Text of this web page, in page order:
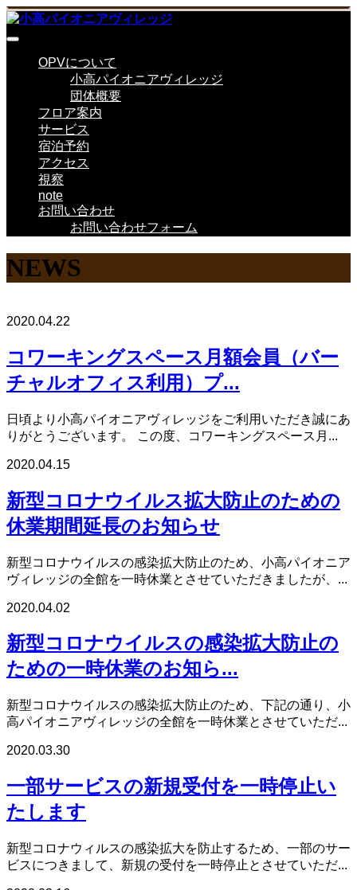
OPVについて
小高パイオニアヴィレッジ
団体概要
フロア案内
サービス
宿泊予約
アクセス
視察
note
お問い合わせ
お問い合わせフォーム
NEWS
2020.04.22
コワーキングスペース月額会員（バー
チャルオフィス利用）プ...
日頃より小高パイオニアヴィレッジをご利用いただき誠にあ
りがとうございます。 この度、コワーキングスペース月...
2020.04.15
新型コロナウイルス拡大防止のための
休業期間延長のお知らせ
新型コロナウイルスの感染拡大防止のため、小高パイオニア
ヴィレッジの全館を一時休業とさせていただきましたが、...
2020.04.02
新型コロナウイルスの感染拡大防止の
ための一時休業のお知ら...
新型コロナウイルスの感染拡大防止のため、下記の通り、小
高パイオニアヴィレッジの全館を一時休業とさせていただ...
2020.03.30
一部サービスの新規受付を一時停止い
たします
新型コロナウィルスの感染拡大を防止するため、一部のサー
ビスにつきまして、新規の受付を一時停止とさせていただ...